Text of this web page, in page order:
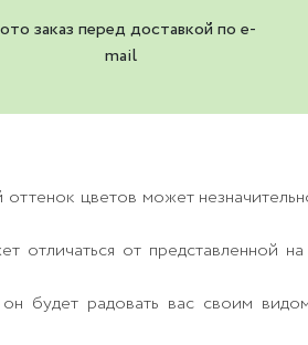
заказ перед доставкой по e-
mail
цветов может
отличаться от представленной
будет радовать вас своим